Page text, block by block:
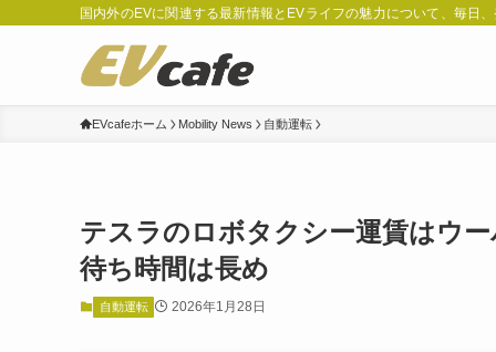
国内外のEVに関連する最新情報とEVライフの魅力について、毎日
EVcafeホーム Mobility News 自動運転
テスラのロボタクシー運賃はウ
待ち時間は長め
自動運転 2026年1月28日